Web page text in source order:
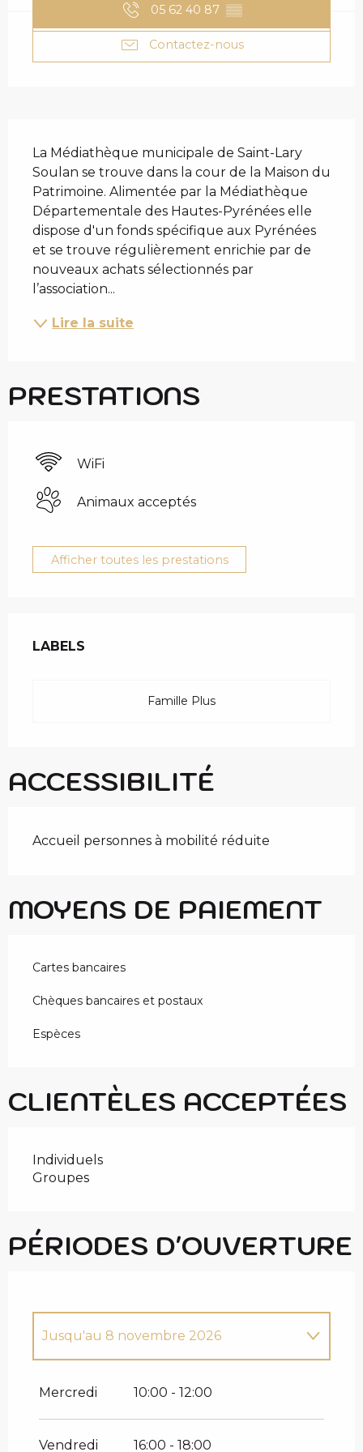
05 62 40 87 ▒▒
Contactez-nous
La Médiathèque municipale de Saint-Lary
Soulan se trouve dans la cour de la Maison du
Patrimoine. Alimentée par la Médiathèque
Départementale des Hautes-Pyrénées elle
dispose d'un fonds spécifique aux Pyrénées
et se trouve régulièrement enrichie par de
nouveaux achats sélectionnés par
l’association...
Lire la suite
PRESTATIONS
WiFi
Animaux acceptés
Afficher toutes les prestations
LABELS
LABELS
Famille Plus
ACCESSIBILITÉ
Accueil personnes à mobilité réduite
MOYENS DE PAIEMENT
Cartes bancaires
Chèques bancaires et postaux
Espèces
CLIENTÈLES ACCEPTÉES
Individuels
Groupes
PÉRIODES D'OUVERTURE
Jusqu'au 8 novembre 2026
2026
Du1 janvier 2027au1 novembre
2027
Mercredi 10:00 - 12:00
Vendredi 16:00 - 18:00